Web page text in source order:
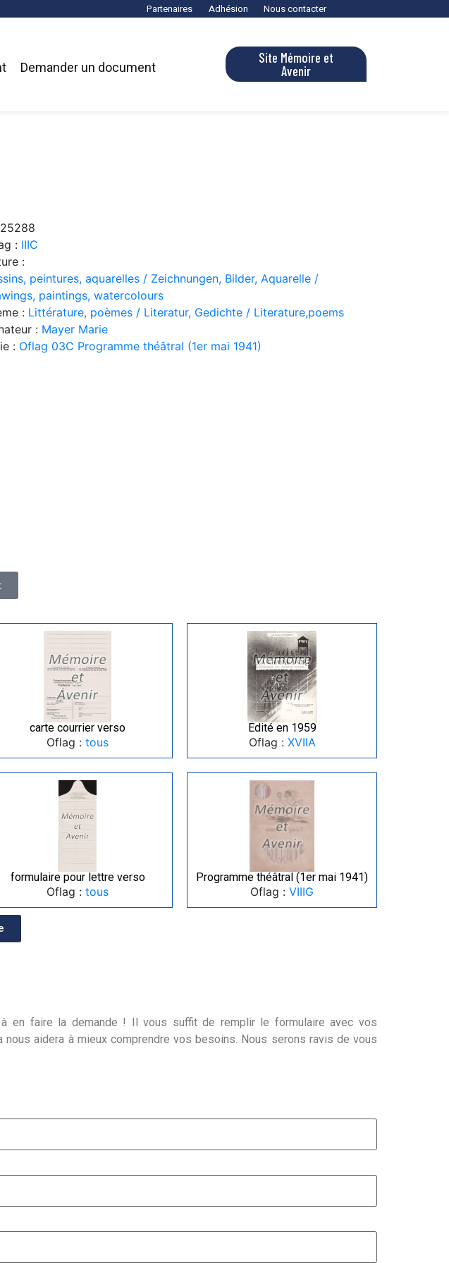
Partenaires Adhésion Nous contacter
Demander un document
Site Mémoire et
Avenir
: IIIC
:
peintures, aquarelles / Zeichnungen, Bilder, Aquarelle /
paintings, watercolours
: Littérature, poèmes / Literatur, Gedichte / Literature,poems
: Mayer Marie
: Oflag 03C Programme théâtral (1er mai 1941)
carte courrier verso
Oflag : tous
Edité en 1959
Oflag : XVIIA
formulaire pour lettre verso
Oflag : tous
Programme théâtral (1er mai 1941)
Oflag : VIIIG
à en faire la demande ! Il vous suffit de remplir le formulaire avec vos
aidera à mieux comprendre vos besoins. Nous serons ravis de vous